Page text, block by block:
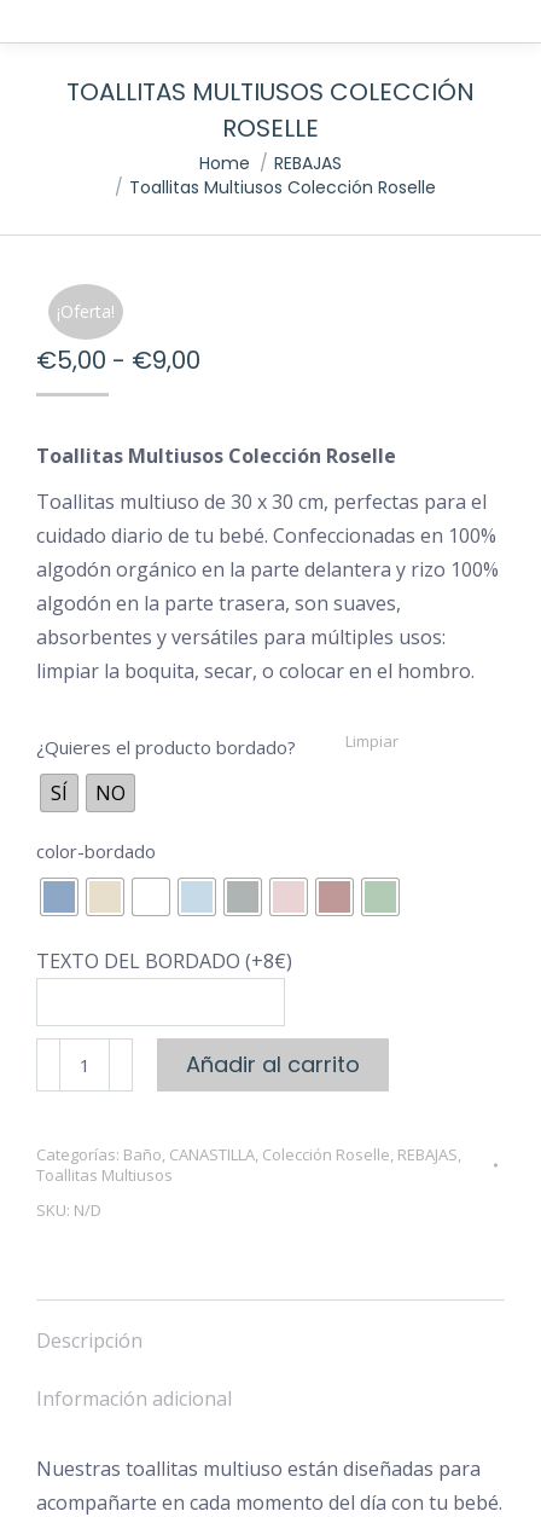
TOALLITAS MULTIUSOS COLECCIÓN
ROSELLE
Home
REBAJAS
Toallitas Multiusos Colección Roselle
¡Oferta!
€5,00 - €9,00
desde
€5,00
hasta
€9,00
Toallitas Multiusos Colección Roselle
Toallitas multiuso de 30 x 30 cm, perfectas para el
cuidado diario de tu bebé. Confeccionadas en 100%
algodón orgánico en la parte delantera y rizo 100%
algodón en la parte trasera, son suaves,
absorbentes y versátiles para múltiples usos:
limpiar la boquita, secar, o colocar en el hombro.
¿Quieres el producto bordado?
SÍ NO
color-bordado
Limpiar
TEXTO DEL BORDADO (+8€)
Toallitas
Multiusos
Roselle
cantidad
Añadir al carrito
Categorías: Baño, CANASTILLA, Colección Roselle, REBAJAS,
Toallitas Multiusos
SKU: N/D
Descripción
Información adicional
Nuestras toallitas multiuso están diseñadas para
acompañarte en cada momento del día con tu bebé.